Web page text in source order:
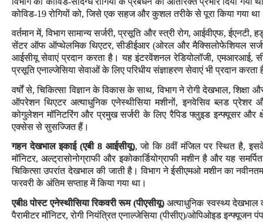
कोविड-19 रोगियों को, जिसे एक सहज और कुशल तरीके से पूरा किया गया
वर्तमान में, विभाग सामान्य सर्जरी, प्रसूति और स्त्री रोग, आईवीएफ, ईएनटी,
सेंटर ऑफ ऑप्थेलमिक थिएटर, सीडीईआर (ओरल और मैक्सिलोफेशियल
आईसीयू सेवाएं प्रदान करता है। यह इंटरवेंशनल रेडियोलॉजी, एमआरआई,
प्रसूति एनाल्जेसिया सेवाओं के लिए परिधीय संज्ञाहरण सेवाएं भी प्रदान करता
वर्षों से, चिकित्सा विज्ञान के विकास के साथ, विभाग ने रोगी देखभाल,
ऑपरेशन थिएटर अत्याधुनिक एनेस्थीसिया मशीनों, इनवेसिव ब्लड प्रेशर
कोगुलेशन मॉनिटरिंग और प्रमुख सर्जरी के लिए रैपिड फ्लुइड इन्फ्यूसर और
एक्सेस से सुसज्जित हैं।
गहन देखभाल इकाई (एबी 8 आईसीयू), जो कि 8वीं मंजिल पर स्थित है,
मॉनिटर, अल्ट्रासोनोग्राफी और इकोकार्डियोग्राफी मशीन है और यह
चिकित्सा उपरांत देखभाल की जाती है। विभाग ने ईसीएमओ मशीन का
फरवरी के अंतिम सप्ताह में किया गया था।
एबी8 पोस्ट एनेस्थीसिया रिकवरी रूम (पीएसीयू)अत्याधुनिक स्वस्थ्य देखभाल
पैरामीटर मॉनिटर, रोगी नियंत्रित एनाल्जेसिया (पीसीए)/ओपिओइड